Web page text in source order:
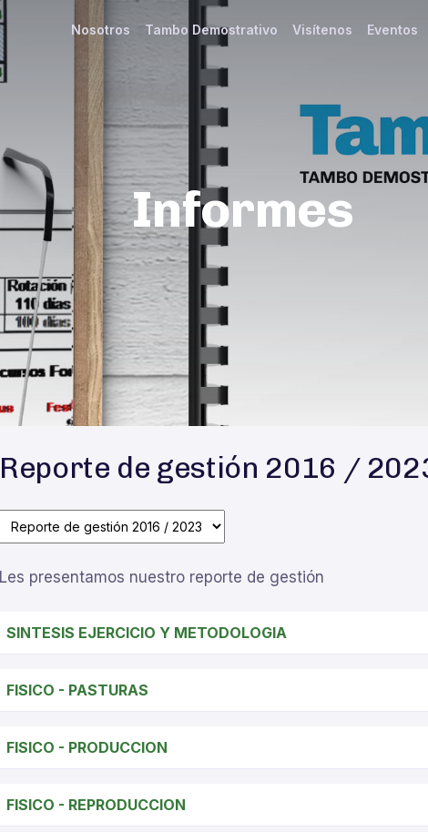
Nosotros Tambo Demostrativo Visítenos Eventos
Informes
Reporte de gestión 2016 /
Les presentamos nuestro reporte de gestión
SINTESIS EJERCICIO Y METODOLOGIA
FISICO - PASTURAS
FISICO - PRODUCCION
FISICO - REPRODUCCION